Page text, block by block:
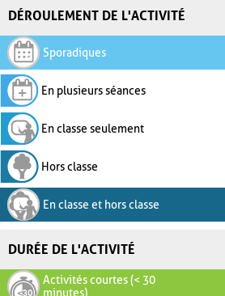
DÉROULEMENT DE L'ACTIVITÉ
Sporadiques
En plusieurs séances
En classe seulement
Hors classe
En classe et hors classe
DURÉE DE L'ACTIVITÉ
Activités courtes (< 30
minutes)